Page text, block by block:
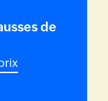
de